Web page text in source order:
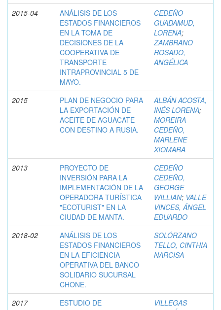
2015-04
ANÁLISIS DE LOS
ESTADOS FINANCIEROS
EN LA TOMA DE
DECISIONES DE LA
COOPERATIVA DE
TRANSPORTE
INTRAPROVINCIAL 5 DE
MAYO.
CEDEÑO
GUADAMUD,
LORENA;
ZAMBRANO
ROSADO,
ANGÉLICA
2015
PLAN DE NEGOCIO PARA
LA EXPORTACIÓN DE
ACEITE DE AGUACATE
CON DESTINO A RUSIA.
ALBÁN ACOSTA,
INÉS LORENA;
MOREIRA
CEDEÑO,
MARLENE
XIOMARA
2013
PROYECTO DE
INVERSIÓN PARA LA
IMPLEMENTACIÓN DE LA
OPERADORA TURÍSTICA
"ECOTURIST" EN LA
CIUDAD DE MANTA.
CEDEÑO
CEDEÑO,
GEORGE
WILLIAN; VALLE
VINCES, ÁNGEL
EDUARDO
2018-02
ANÁLISIS DE LOS
ESTADOS FINANCIEROS
EN LA EFICIENCIA
OPERATIVA DEL BANCO
SOLIDARIO SUCURSAL
CHONE.
SOLÓRZANO
TELLO, CINTHIA
NARCISA
2017
ESTUDIO DE
VILLEGAS